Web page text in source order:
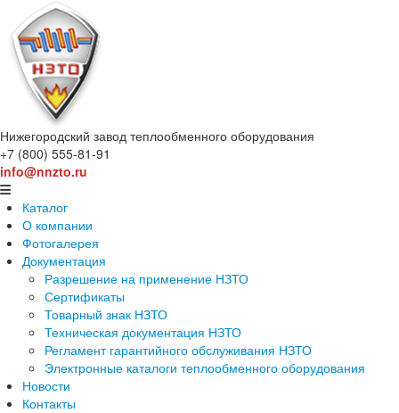
Нижегородский завод теплообменного оборудования
+7 (800) 555-81-91
info@nnzto.ru
Каталог
О компании
Фотогалерея
Документация
Разрешение на применение НЗТО
Сертификаты
Товарный знак НЗТО
Техническая документация НЗТО
Регламент гарантийного обслуживания НЗТО
Электронные каталоги теплообменного оборудования
Новости
Контакты